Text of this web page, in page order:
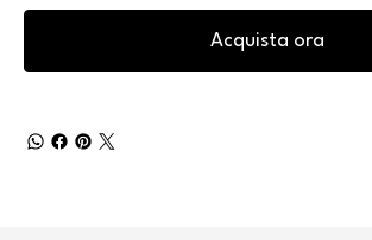
Acquista ora